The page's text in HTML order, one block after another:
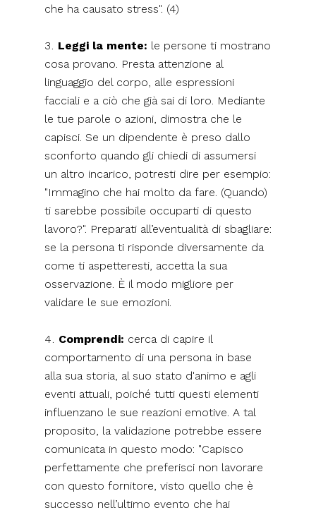
che ha causato stress". (4)
Leggi la mente: le persone ti mostrano
cosa provano. Presta attenzione al
linguaggio del corpo, alle espressioni
facciali e a ciò che già sai di loro. Mediante
le tue parole o azioni, dimostra che le
capisci. Se un dipendente è preso dallo
sconforto quando gli chiedi di assumersi
un altro incarico, potresti dire per esempio:
"Immagino che hai molto da fare. (Quando)
ti sarebbe possibile occuparti di questo
lavoro?". Preparati all’eventualità di sbagliare:
se la persona ti risponde diversamente da
come ti aspetteresti, accetta la sua
osservazione. È il modo migliore per
validare le sue emozioni.
Comprendi: cerca di capire il
comportamento di una persona in base
alla sua storia, al suo stato d'animo e agli
eventi attuali, poiché tutti questi elementi
influenzano le sue reazioni emotive. A tal
proposito, la validazione potrebbe essere
comunicata in questo modo: "Capisco
perfettamente che preferisci non lavorare
con questo fornitore, visto quello che è
successo nell’ultimo evento che hai